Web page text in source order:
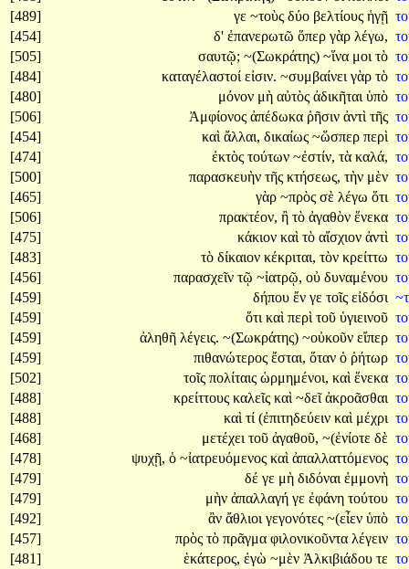
[489]
γε ~τοὺς δύο βελτίους ἡγῇ
[454]
δ' ἐπανερωτῶ ὅπερ γὰρ λέγω,
[505]
σαυτῷ; ~(Σωκράτης) ~ἵνα μοι τὸ
[484]
καταγέλαστοί εἰσιν. ~συμβαίνει γὰρ τὸ
[480]
μόνον μὴ αὐτὸς ἀδικῆται ὑπὸ
[506]
Ἀμφίονος ἀπέδωκα ῥῆσιν ἀντὶ τῆς
[454]
καὶ ἄλλαι, δικαίως ~ὥσπερ περὶ
[474]
ἐκτὸς τούτων ~ἐστίν, τὰ καλά,
[500]
παρασκευὴν τῆς κτήσεως, τὴν μὲν
[465]
γὰρ ~πρὸς σὲ λέγω ὅτι
[506]
πρακτέον, ἢ τὸ ἀγαθὸν ἕνεκα
[475]
κάκιον καὶ τὸ αἴσχιον ἀντὶ
[483]
τὸ δίκαιον κέκριται, τὸν κρείττω
[456]
παρασχεῖν τῷ ~ἰατρῷ, οὐ δυναμένου
[459]
δήπου ἔν γε τοῖς εἰδόσι
[459]
ὅτι καὶ περὶ τοῦ ὑγιεινοῦ
[459]
ἀληθῆ λέγεις. ~(Σωκράτης) ~οὐκοῦν εἴπερ
[459]
πιθανώτερος ἔσται, ὅταν ὁ ῥήτωρ
[502]
τοῖς πολίταις ὡρμημένοι, καὶ ἕνεκα
[488]
κρείττους καλεῖς καὶ ~δεῖἀκροᾶσθαι
[488]
καὶ τί (ἐπιτηδεύειν καὶ μέχρι
[468]
μετέχει τοῦ ἀγαθοῦ, ~(ἐνίοτε δὲ
[478]
ψυχῇ, ὁ ~ἰατρευόμενος καὶ ἀπαλλαττόμενος
[479]
δέ γε μὴ διδόναι ἐμμονὴ
[479]
μὴν ἀπαλλαγή γε ἐφάνη τούτου
[492]
ἂν ἄθλιοι γεγονότες ~(εἶεν ὑπὸ
[457]
πρὸς τὸ πρᾶγμα φιλονικοῦντα λέγειν
[481]
ἑκάτερος, ἐγὼ ~μὲν Ἀλκιβιάδου τε